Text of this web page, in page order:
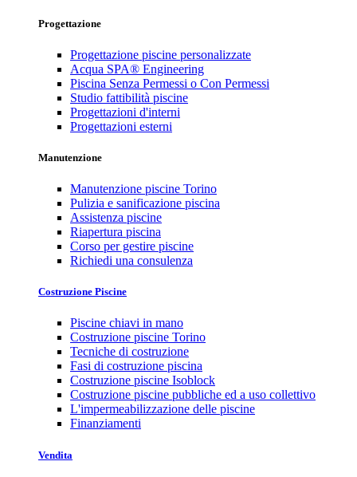
Progettazione
Progettazione piscine personalizzate
Acqua SPA® Engineering
Piscina Senza Permessi o Con Permessi
Studio fattibilità piscine
Progettazioni d'interni
Progettazioni esterni
Manutenzione
Manutenzione piscine Torino
Pulizia e sanificazione piscina
Assistenza piscine
Riapertura piscina
Corso per gestire piscine
Richiedi una consulenza
Costruzione Piscine
Piscine chiavi in mano
Costruzione piscine Torino
Tecniche di costruzione
Fasi di costruzione piscina
Costruzione piscine Isoblock
Costruzione piscine pubbliche ed a uso collettivo
L'impermeabilizzazione delle piscine
Finanziamenti
Vendita